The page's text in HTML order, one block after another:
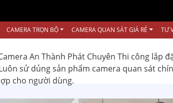
CAMERA TRỌN BỘ CAMERA QUAN SÁT GIÁ RẺ TƯ
An Thành Phát Chuyên Thi công lắp
sử dủng sản phẩm camera quan sát
cho người dùng.